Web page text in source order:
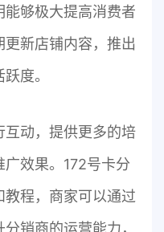
够极大提高消费者
新店铺内容，推出
度。
互动，提供更多的培
效果。172号卡分
程，商家可以通过
销商的运营能力，